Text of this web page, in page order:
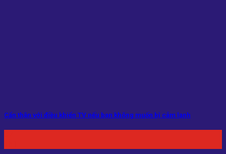
Cẩn thận với điều khiển TV nếu bạn không muốn bị cảm lạnh